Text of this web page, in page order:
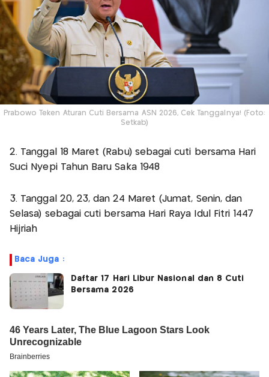
Prabowo Teken Aturan Cuti Bersama ASN 2026, Cek Tanggalnya! (Foto:
Setkab)
2. Tanggal 18 Maret (Rabu) sebagai cuti bersama Hari
Suci Nyepi Tahun Baru Saka 1948
3. Tanggal 20, 23, dan 24 Maret (Jumat, Senin, dan
Selasa) sebagai cuti bersama Hari Raya Idul Fitri 1447
Hijriah
Baca Juga :
Daftar 17 Hari Libur Nasional dan 8 Cuti
Bersama 2026